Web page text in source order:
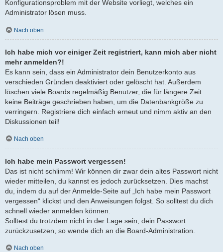
Konfigurationsproblem mit der Website vorliegt, welches ein
Administrator lösen muss.
Nach oben
Ich habe mich vor einiger Zeit registriert, kann mich aber nicht
mehr anmelden?!
Es kann sein, dass ein Administrator dein Benutzerkonto aus
verschieden Gründen deaktiviert oder gelöscht hat. Außerdem
löschen viele Boards regelmäßig Benutzer, die für längere Zeit
keine Beiträge geschrieben haben, um die Datenbankgröße zu
verringern. Registriere dich einfach erneut und nimm aktiv an den
Diskussionen teil!
Nach oben
Ich habe mein Passwort vergessen!
Das ist nicht schlimm! Wir können dir zwar dein altes Passwort nicht
wieder mitteilen, du kannst es jedoch zurücksetzen. Dies machst
du, indem du auf der Anmelde-Seite auf „Ich habe mein Passwort
vergessen“ klickst und den Anweisungen folgst. So solltest du dich
schnell wieder anmelden können.
Solltest du trotzdem nicht in der Lage sein, dein Passwort
zurückzusetzen, so wende dich an die Board-Administration.
Nach oben